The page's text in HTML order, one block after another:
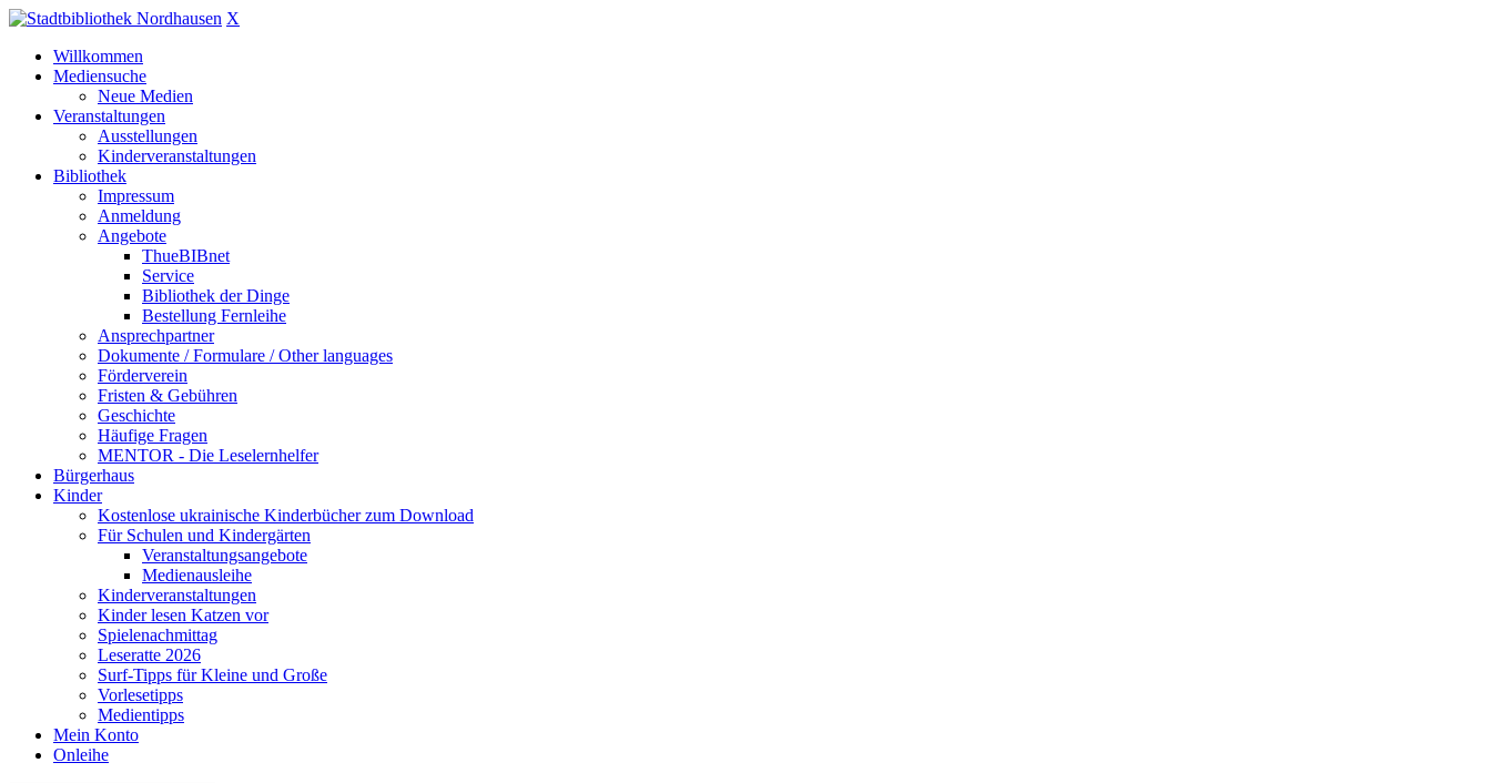
X
Willkommen
Mediensuche
Neue Medien
Veranstaltungen
Ausstellungen
Kinderveranstaltungen
Bibliothek
Impressum
Anmeldung
Angebote
ThueBIBnet
Service
Bibliothek der Dinge
Bestellung Fernleihe
Ansprechpartner
Dokumente / Formulare / Other languages
Förderverein
Fristen & Gebühren
Geschichte
Häufige Fragen
MENTOR - Die Leselernhelfer
Bürgerhaus
Kinder
Kostenlose ukrainische Kinderbücher zum Download
Für Schulen und Kindergärten
Veranstaltungsangebote
Medienausleihe
Kinderveranstaltungen
Kinder lesen Katzen vor
Spielenachmittag
Leseratte 2026
Surf-Tipps für Kleine und Große
Vorlesetipps
Medientipps
Mein Konto
Onleihe